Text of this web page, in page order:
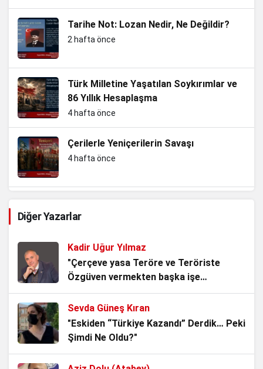
Tarihe Not: Lozan Nedir, Ne Değildir?
2 hafta önce
Türk Milletine Yaşatılan Soykırımlar ve
86 Yıllık Hesaplaşma
4 hafta önce
Çerilerle Yeniçerilerin Savaşı
4 hafta önce
mücadele…Yersen
TBMM’nin Yok Hükmü
1 ay önce
AKP’li Başkan Tek Bir Demeci ile 6
Anayasa Maddesini Çiğnedi.
Diğer Yazarlar
Kadir Uğur Yılmaz
"Çerçeve yasa Teröre ve Teröriste
Özgüven vermekten başka işe
YARAMAZ!"
Sevda Güneş Kıran
"Eskiden “Türkiye Kazandı” Derdik… Peki
Şimdi Ne Oldu?"